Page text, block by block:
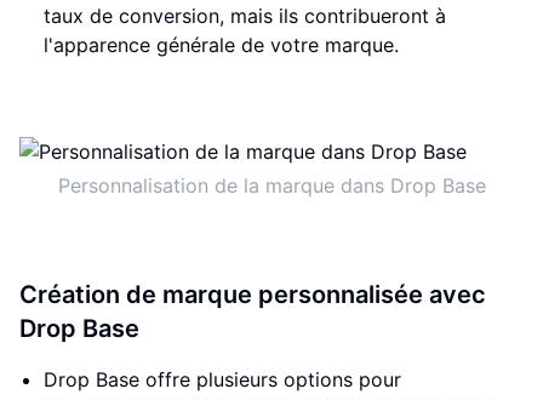
taux de conversion, mais ils contribueront à
l'apparence générale de votre marque.
Personnalisation de la marque dans Drop Base
Création de marque personnalisée avec
Drop Base
Drop Base offre plusieurs options pour